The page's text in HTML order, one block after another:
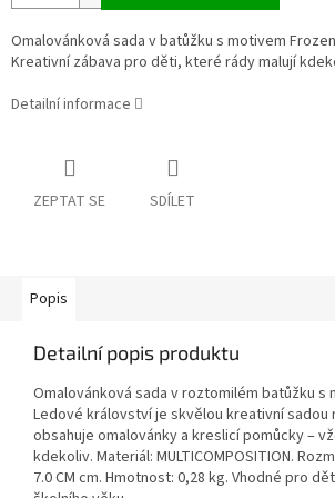
Omalovánková sada v batůžku s motivem
Kreativní zábava pro děti, které rády malují
Detailní informace
ZEPTAT SE SDÍLET
Popis
Detailní popis produktu
Omalovánková sada v roztomilém batůžku s
Ledové království je skvělou kreativní sadou
obsahuje omalovánky a kreslicí pomůcky –
kdekoliv. Materiál: MULTICOMPOSITION.
7.0 CM cm. Hmotnost: 0,28 kg. Vhodné pro